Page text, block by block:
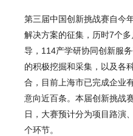
第三届中国创新挑战赛自今
解决方案的征集，历时7个多
导，114产学研协同创新服
的积极挖掘和采集，以及各
合，目前上海市已完成企业
意向近百条。本届创新挑战
日，大赛预计分为项目路演
个环节。